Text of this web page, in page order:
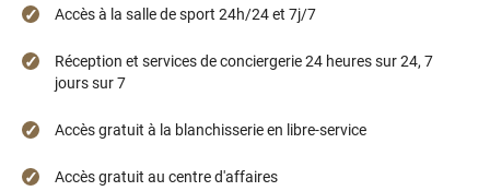
Accès à la salle de sport 24h/24 et 7j/7
Réception et services de conciergerie 24 heures sur 24, 7
jours sur 7
Accès gratuit à la blanchisserie en libre-service
Accès gratuit au centre d'affaires